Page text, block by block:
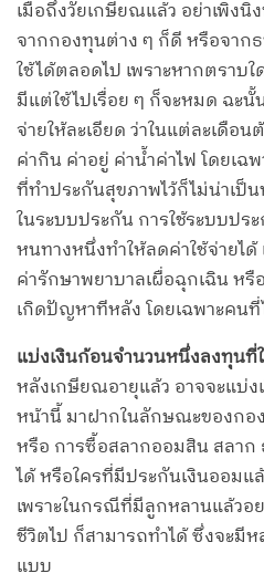
เมื่อถึงวัยเกษียณแล้ว อย่าเพิ่งนิ่
จากกองทุนต่าง ๆ ก็ดี หรือจาก
ใช้ได้ตลอดไป เพราะหากตราบ
มีแต่ใช้ไปเรื่อย ๆ ก็จะหมด ฉะ
จ่ายให้ละเอียด ว่าในแต่ละเดือน
ค่ากิน ค่าอยู่ ค่าน้ำค่าไฟ โดยเฉ
ที่ทำประกันสุขภาพไว้ก็ไม่น่าเป็
ในระบบประกัน การใช้ระบบป
หนทางหนึ่งทำให้ลดค่าใช้จ่ายได้
ค่ารักษาพยาบาลเผื่อฉุกเฉิน หรื
เกิดปัญหาทีหลัง โดยเฉพาะคน
แบ่งเงินก้อนจำนวนหนึ่งลงทุนที่
หลังเกษียณอายุแล้ว อาจจะแบ่
หน้านี้ มาฝากในลักษณะของก
หรือ การซื้อสลากออมสิน สลา
ได้ หรือใครที่มีประกันเงินออมแ
เพราะในกรณีที่มีลูกหลานแล้วอ
ชีวิตไป ก็สามารถทำได้ ซึ่งจะมี
แบบ